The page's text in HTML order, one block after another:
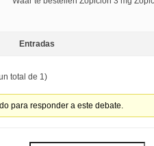
Entradas
total de 1)
para responder a este debate.